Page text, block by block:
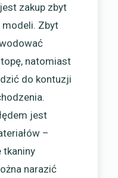
zakup zbyt
modeli. Zbyt
natomiast
do kontuzji
jest
–
tkaniny
narazić